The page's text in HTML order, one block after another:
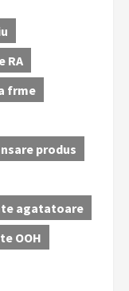
RA
frme
produs
agatatoare
OOH